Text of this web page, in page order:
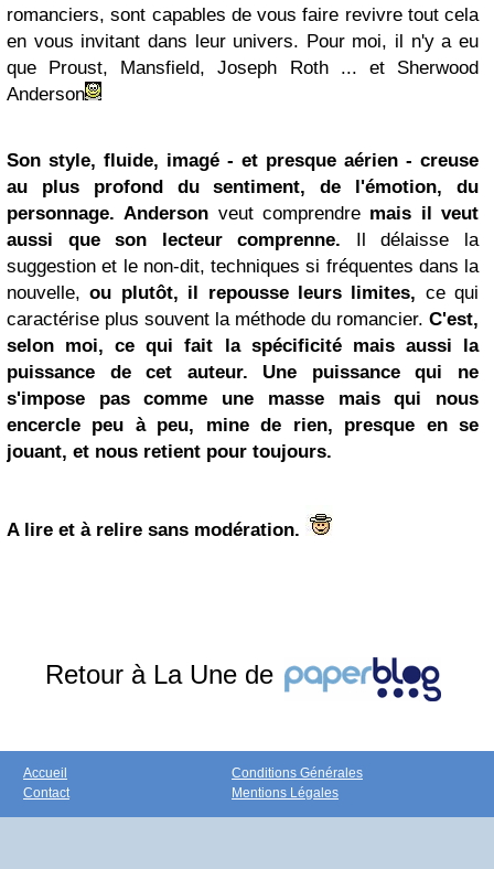
romanciers, sont capables de vous faire revivre tout cela
en vous invitant dans leur univers. Pour moi, il n'y a eu
que Proust, Mansfield, Joseph Roth ... et Sherwood
Anderson
Son style, fluide, imagé - et presque aérien - creuse
au plus profond du sentiment, de l'émotion, du
personnage. Anderson veut comprendre mais il veut
aussi que son lecteur comprenne. Il délaisse la
suggestion et le non-dit, techniques si fréquentes dans la
nouvelle,ou plutôt, il repousse leurs limites, ce qui
caractérise plus souvent la méthode du romancier. C'est,
selon moi, ce qui fait la spécificité mais aussi la
puissance de cet auteur. Une puissance qui ne
s'impose pas comme une masse mais qui nous
encercle peu à peu, mine de rien, presque en se
jouant, et nous retient pour toujours.
A lire et à relire sans modération.
Retour à La Une de
Accueil
Contact
Conditions Générales
Mentions Légales